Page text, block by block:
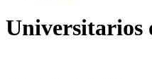
Universitarios